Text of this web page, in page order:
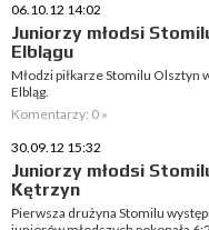
06.10.12 14:02
Juniorzy młodsi
Elblągu
Młodzi piłkarze Stomilu Olsztyn
Elbląg.
Komentarzy: 0 »
30.09.12 15:32
Juniorzy młodsi
Kętrzyn
Pierwsza drużyna Stomilu